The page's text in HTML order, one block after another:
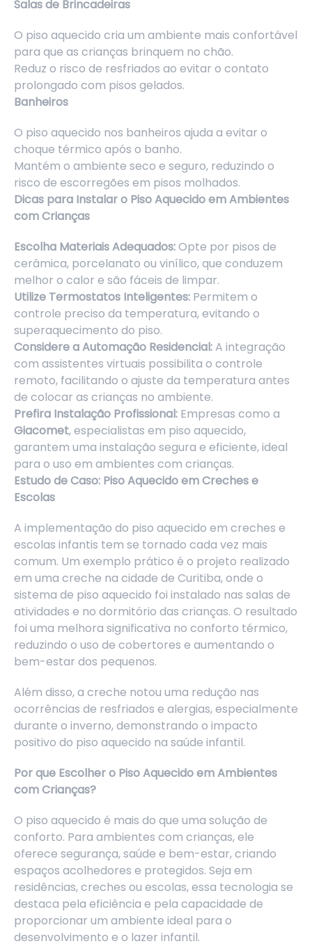
Salas de Brincadeiras
O piso aquecido cria um ambiente mais confortável
para que as crianças brinquem no chão.
Reduz o risco de resfriados ao evitar o contato
prolongado com pisos gelados.
Banheiros
O piso aquecido nos banheiros ajuda a evitar o
choque térmico após o banho.
Mantém o ambiente seco e seguro, reduzindo o
risco de escorregões em pisos molhados.
Dicas para Instalar o Piso Aquecido em Ambientes
com Crianças
Escolha Materiais Adequados:Opte por pisos de
cerâmica, porcelanato ou vinílico, que conduzem
melhor o calor e são fáceis de limpar.
Utilize Termostatos Inteligentes: Permitem o
controle preciso da temperatura, evitando o
superaquecimento do piso.
Considere a Automação Residencial:A integração
com assistentes virtuais possibilita o controle
remoto, facilitando o ajuste da temperatura antes
de colocar as crianças no ambiente.
Prefira Instalação Profissional: Empresas como a
Giacomet, especialistas em piso aquecido,
garantem uma instalação segura e eficiente, ideal
para o uso em ambientes com crianças.
Estudo de Caso: Piso Aquecido em Creches e
Escolas
A implementação do piso aquecido em creches e
escolas infantis tem se tornado cada vez mais
comum. Um exemplo prático é o projeto realizado
em uma creche na cidade de Curitiba, onde o
sistema de piso aquecido foi instalado nas salas de
atividades e no dormitório das crianças. O resultado
foi uma melhora significativa no conforto térmico,
reduzindo o uso de cobertores e aumentando o
bem-estar dos pequenos.
Além disso, a creche notou uma redução nas
ocorrências de resfriados e alergias, especialmente
durante o inverno, demonstrando o impacto
positivo do piso aquecido na saúde infantil.
Por que Escolher o Piso Aquecido em Ambientes
com Crianças?
O piso aquecido é mais do que uma solução de
conforto. Para ambientes com crianças, ele
oferece segurança, saúde e bem-estar, criando
espaços acolhedores e protegidos. Seja em
residências, creches ou escolas, essa tecnologia se
destaca pela eficiência e pela capacidade de
proporcionar um ambiente ideal para o
desenvolvimento e o lazer infantil.